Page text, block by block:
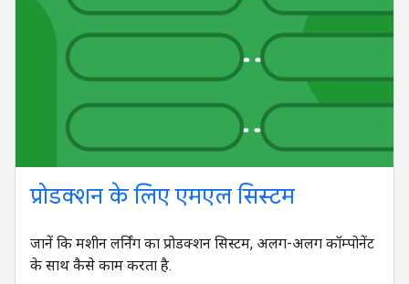
प्रोडक्शन के लिए एमएल सिस्टम
जानें कि मशीन लर्निंग का प्रोडक्शन सिस्टम, अलग-अलग कॉम्पोनेंट
के साथ कैसे काम करता है.